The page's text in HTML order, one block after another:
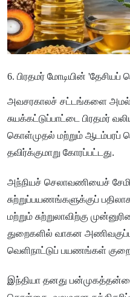
6. பிரதமர் மோடியின்
அவசரகாலச் சட்டங்களை
சுயக்கட்டுப்பாட்டை பிரதமர்
கொள்முதல் மற்றும் ஆடம்பரப்
தவிர்க்குமாறு கோரப்பட்டது.
அந்நியச் செலாவணியைச்
சுற்றுப்பயணங்களுக்குப்
மற்றும் சுற்றுலாவிற்கு
துறைகளில் வாகன
வெளிநாட்டுப் பயணங்கள்
இந்தியா தனது